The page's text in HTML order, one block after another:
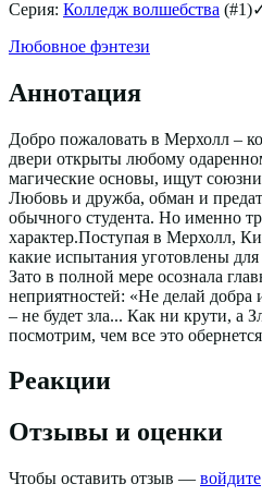
Серия: Колледж волшебства (#1)
Любовное фэнтези
Аннотация
Добро пожаловать в Мерхолл –
двери открыты любому
магические основы, ищут
Любовь и дружба, обман и
обычного студента. Но именно
характер.Поступая в Мерхолл,
какие испытания уготовлены
Зато в полной мере осознала
неприятностей: «Не делай добра
– не будет зла... Как ни крути, а
посмотрим, чем все это
Реакции
Отзывы и оценки
Чтобы оставить отзыв — войдите